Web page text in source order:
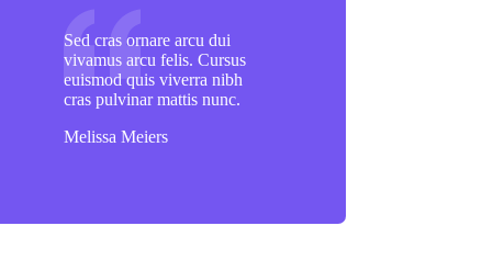
Sed cras ornare arcu dui
vivamus arcu felis. Cursus
euismod quis viverra nibh
cras pulvinar mattis nunc.
Melissa Meiers